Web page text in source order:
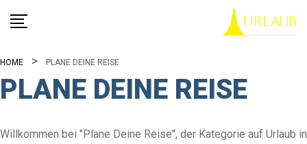
HOME PLANE DEINE REISE
PLANE DEINE REISE
Willkommen bei "Plane Deine Reise", der Kategorie auf Urlaub in